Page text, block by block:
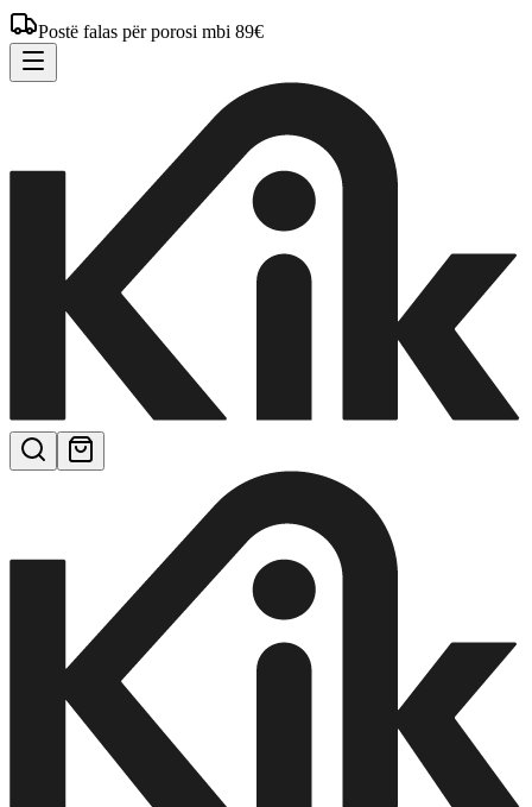
Postë falas për porosi mbi 89€